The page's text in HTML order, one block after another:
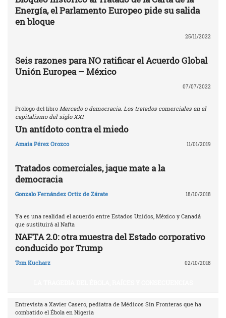
Energía, el Parlamento Europeo pide su salida
en bloque
25/11/2022
Seis razones para NO ratificar el Acuerdo Global
Unión Europea – México
07/07/2022
Prólogo del libro Mercado o democracia. Los tratados comerciales en el
capitalismo del siglo XXI
Un antídoto contra el miedo
Amaia Pérez Orozco 11/01/2019
Tratados comerciales, jaque mate a la
democracia
Gonzalo Fernández Ortiz de Zárate 18/10/2018
Ya es una realidad el acuerdo entre Estados Unidos, México y Canadá
que sustituirá al Nafta
NAFTA 2.0: otra muestra del Estado corporativo
conducido por Trump
Tom Kucharz 02/10/2018
Entrevista a Xavier Casero, pediatra de Médicos Sin Fronteras que ha
combatido el Ébola en Nigeria